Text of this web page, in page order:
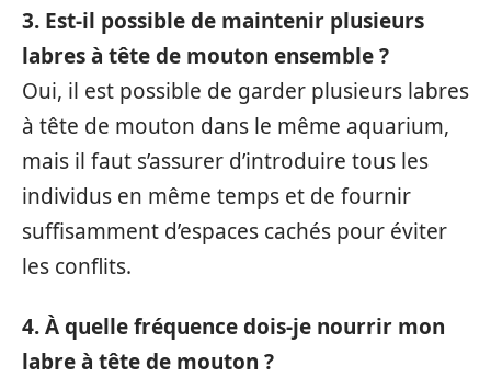
3. Est-il possible de maintenir plusieurs
labres à tête de mouton ensemble ?
Oui, il est possible de garder plusieurs labres
à tête de mouton dans le même aquarium,
mais il faut s’assurer d’introduire tous les
individus en même temps et de fournir
suffisamment d’espaces cachés pour éviter
les conflits.
4. À quelle fréquence dois-je nourrir mon
labre à tête de mouton ?